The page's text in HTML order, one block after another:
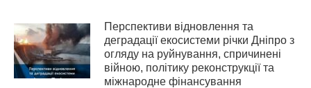
Перспективи відновлення та
деградації екосистеми річки Дніпро з
огляду на руйнування, спричинені
війною, політику реконструкції та
міжнародне фінансування